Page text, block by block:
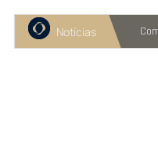
Notícias
Recuperação judicial cresce entre micro e pequenas empresas